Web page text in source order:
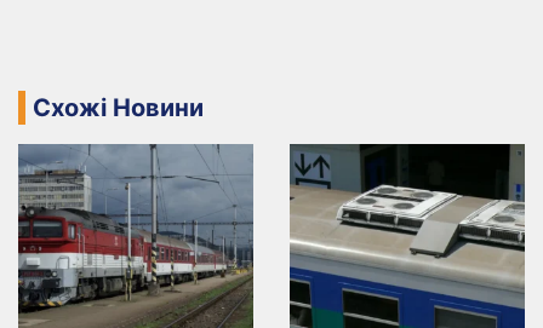
Схожі Новини